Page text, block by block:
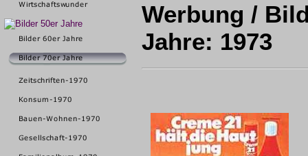
Werbung /
Jahre: 1973